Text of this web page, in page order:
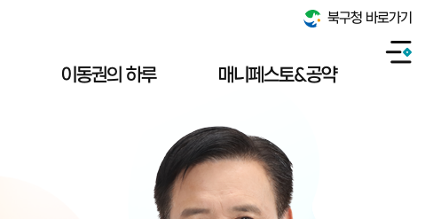
북구청 바로가기
이동권의 하루 매니페스토&공약